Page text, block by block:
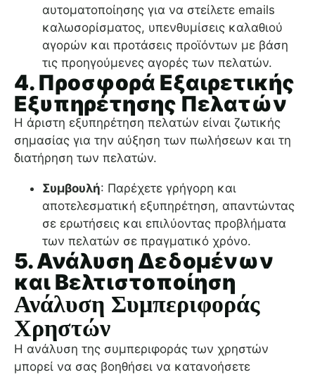
αυτοματοποίησης για να στείλετε emails
καλωσορίσματος, υπενθυμίσεις καλαθιού
αγορών και προτάσεις προϊόντων με βάση
τις προηγούμενες αγορές των πελατών.
4. Προσφορά Εξαιρετικής
Εξυπηρέτησης Πελατών
Η άριστη εξυπηρέτηση πελατών είναι ζωτικής
σημασίας για την αύξηση των πωλήσεων και τη
διατήρηση των πελατών.
Συμβουλή: Παρέχετε γρήγορη και
αποτελεσματική εξυπηρέτηση, απαντώντας
σε ερωτήσεις και επιλύοντας προβλήματα
των πελατών σε πραγματικό χρόνο.
5. Ανάλυση Δεδομένων
και Βελτιστοποίηση
Ανάλυση Συμπεριφοράς
Χρηστών
Η ανάλυση της συμπεριφοράς των χρηστών
μπορεί να σας βοηθήσει να κατανοήσετε